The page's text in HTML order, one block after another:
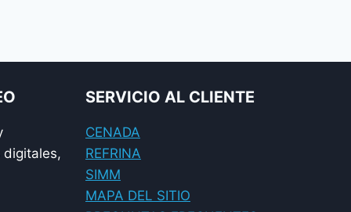
digitales,
SERVICIO AL CLIENTE
CENADA
REFRINA
SIMM
MAPA DEL SITIO